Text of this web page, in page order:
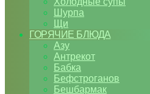
Шурпа
Щи
ГОРЯЧИЕ БЛЮДА
Азу
Антрекот
Бабка
Бефстроганов
Бешбармак